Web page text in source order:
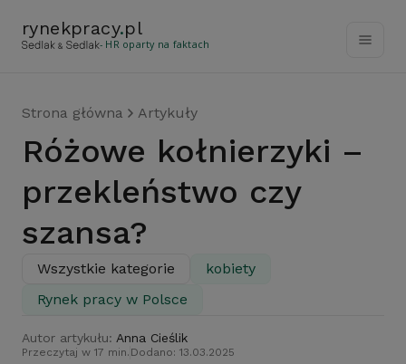
rynekpracy.pl
- HR oparty na faktach
Strona główna Artykuły
Różowe kołnierzyki –
przekleństwo czy
szansa?
Wszystkie kategorie
kobiety
Rynek pracy w Polsce
Autor artykułu: Anna Cieślik
Przeczytaj w 17 min. Dodano: 13.03.2025